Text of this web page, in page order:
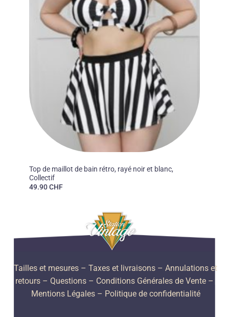
Top de maillot de bain rétro, rayé noir et blanc,
Collectif
49.90CHF
Tailles et mesures – Taxes et livraisons – Annulations et
retours – Questions – Conditions Générales de Vente –
Mentions Légales – Politique de confidentialité